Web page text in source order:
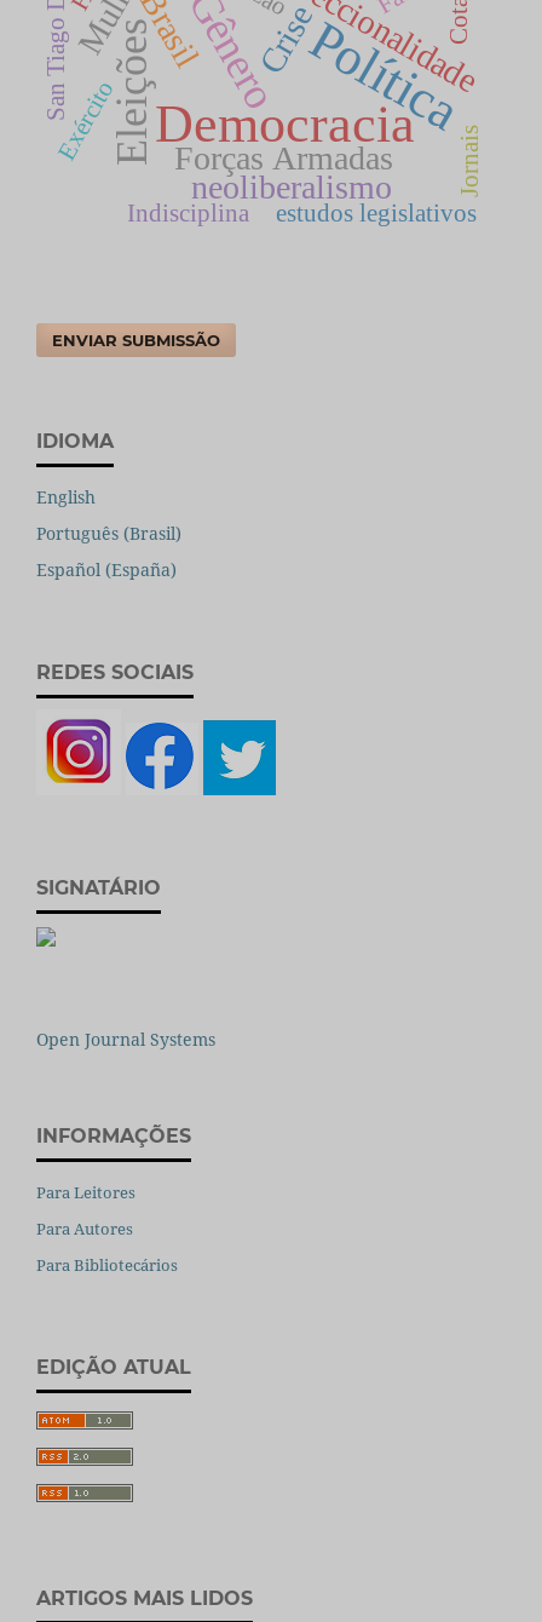
Democracia
Política
EleiçõesGênero
Forças Armadas
neoliberalismo
Crise
Brasil
estudos legislativos
Cotas
Indisciplina
Jornais
Exército
ENVIAR SUBMISSÃO
IDIOMA
English
Português (Brasil)
Español (España)
REDES SOCIAIS
SIGNATÁRIO
Open Journal Systems
INFORMAÇÕES
Para Leitores
Para Autores
Para Bibliotecários
EDIÇÃO ATUAL
ARTIGOS MAIS LIDOS